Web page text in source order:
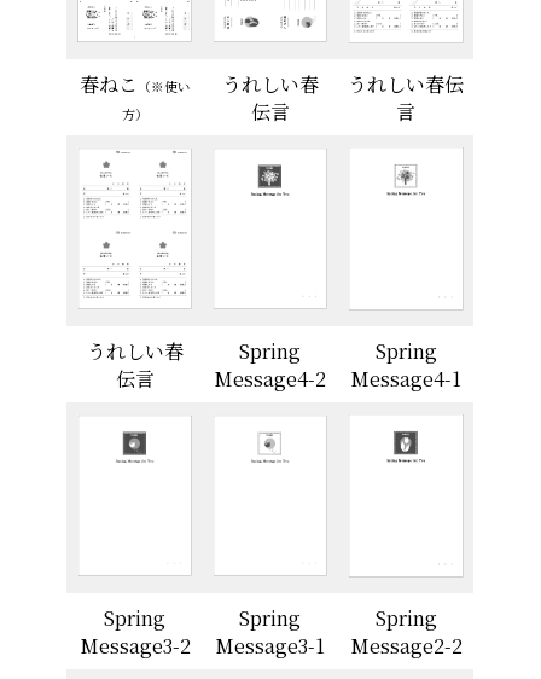
春ねこ （※使い
方）
うれしい春
伝言
うれしい春伝
言
うれしい春
伝言
Spring
Message4-2
Spring
Message4-1
Spring
Message3-2
Spring
Message3-1
Spring
Message2-2